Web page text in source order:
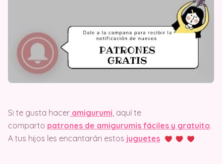
Si te gusta hacer amigurumi, aquí te
comparto patrones de amigurumis fáciles y gratuito.
A tus hijos les encantarán estos juguetes